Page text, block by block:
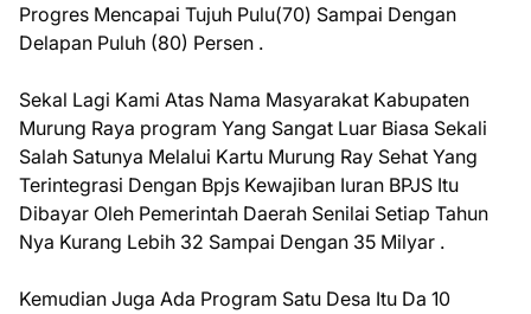
Progres Mencapai Tujuh Pulu(70) Sampai Dengan
Delapan Puluh (80) Persen .
Sekal Lagi Kami Atas Nama Masyarakat Kabupaten
Murung Raya program Yang Sangat Luar Biasa Sekali
Salah Satunya Melalui Kartu Murung Ray Sehat Yang
Terintegrasi Dengan Bpjs Kewajiban Iuran BPJS Itu
Dibayar Oleh Pemerintah Daerah Senilai Setiap Tahun
Nya Kurang Lebih 32 Sampai Dengan 35 Milyar .
Kemudian Juga Ada Program Satu Desa Itu Da 10